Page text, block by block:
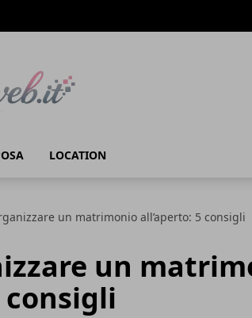
LOCATION
un matrimonio all’aperto: 5 consigli
un
consigli